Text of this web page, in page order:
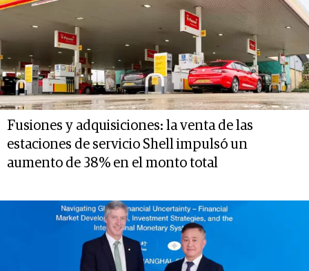
Fusiones y adquisiciones: la venta de las
estaciones de servicio Shell impulsó un
aumento de 38% en el monto total